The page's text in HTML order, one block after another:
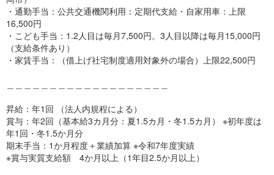
・通勤手当：公共交通機関利用：定期代支給・自家用車：上限
16,500円
・こども手当：1.2人目は毎月7,500円。3人目以降は毎月15,000円
（支給条件あり）
・家賃手当：（借上げ社宅制度適用対象外の場合）上限22,500円
昇給：年1回 （法人内規程による）
賞与：年2回（基本給3カ月分：夏1.5カ月・冬1.5カ月） ※初年度は
年1回・冬1.5か月分
期末手当：1か月程度＋業績加算 ※令和7年度実績
※賞与実質支給額 4か月以上（1年目2.5か月以上）